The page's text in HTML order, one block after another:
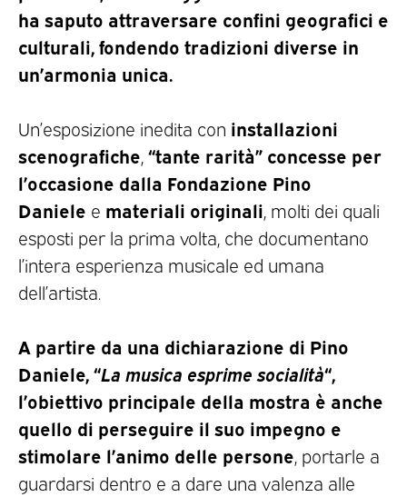
ha saputo attraversare confini geografici e
culturali, fondendo tradizioni diverse in
un’armonia unica.
Un’esposizione inedita con installazioni
scenografiche,“tante rarità” concesse per
l’occasione dalla Fondazione Pino
Daniele e materiali originali, molti dei quali
esposti per la prima volta, che documentano
l’intera esperienza musicale ed umana
dell’artista.
A partire da una dichiarazione di Pino
Daniele, “La musica esprime socialità“,
l’obiettivo principale della mostra è anche
quello di perseguire il suo impegno e
stimolare l’animo delle persone, portarle a
guardarsi dentro e a dare una valenza alle